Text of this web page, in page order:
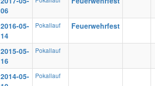
06
2016-05-
14
Pokallauf Feuerwehrfest
2015-05-
16
Pokallauf
2014-05-
Pokallauf